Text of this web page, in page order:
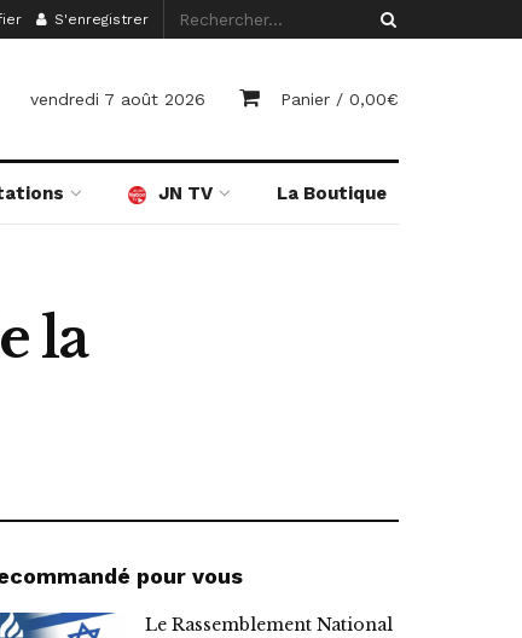
S'enregistrer
vendredi 7 août 2026 Panier / 0,00€
JN TV La Boutique
la
pour vous
Le Rassemblement National